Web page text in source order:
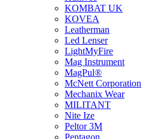
KOMBAT UK
KOVEA
Leatherman
Led Lenser
LightMyFire
Mag Instrument
MagPul®
McNett Corporation
Mechanix Wear
MILITANT
Nite Ize
Peltor 3M
Pentagon